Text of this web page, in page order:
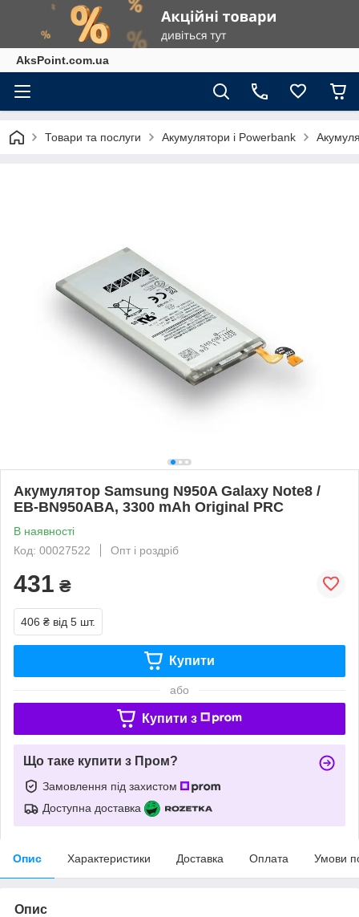
AksPoint.com.ua
Товари та послуги Акумулятори і Powerbank
Акумулятор Samsung N950A Galaxy Note8 /
EB-BN950ABA, 3300 mAh Original PRC
В наявності
Код: 00027522
Опт і роздріб
431 ₴
406 ₴ від 5 шт.
Купити
або
Купити з
Що таке купити з Пром?
Замовлення під захистом
Доступна доставка
Опис Характеристики Доставка Оплата Умови
Опис